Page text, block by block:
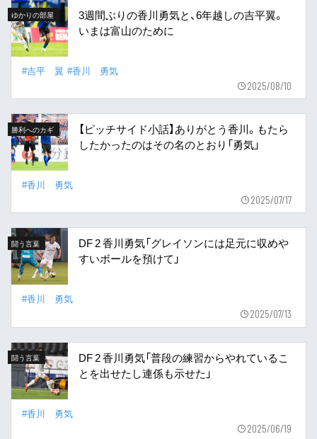
ゆかりの部屋
3週間ぶりの香川勇気と、6年越しの吉平翼。
いまは富山のために
#吉平 翼 #香川 勇気
2025/08/10
勝利へのカギ
【ピッチサイド小話】ありがとう香川。もたら
したかったのはその名のとおり「勇気」
#香川 勇気
2025/07/17
闘う言葉
DF 2 香川勇気「グレイソンには足元に収めや
すいボールを預けて」
#香川 勇気
2025/07/13
闘う言葉
DF 2 香川勇気「普段の練習からやれているこ
とを出せたし連係も示せた」
#香川 勇気
2025/06/19